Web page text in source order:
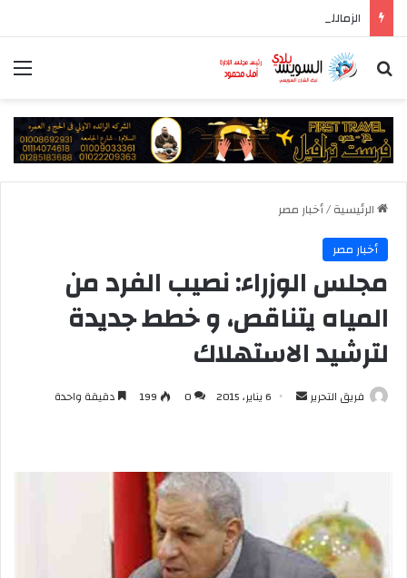
بحث عن
الرئيسية/أخبار مصر
أخبار مصر
مجلس الوزراء: نصيب الفرد من
المياه يتناقص، و خطط جديدة
لترشيد الاستهلاك
فريق التحرير
أرسل 6 يناير، 2015 0
199 دقيقة واحدة